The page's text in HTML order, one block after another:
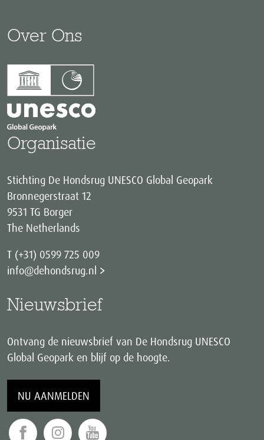
Over Ons
Organisatie
Stichting De Hondsrug UNESCO Global Geopark
Bronnegerstraat 12
9531 TG Borger
The Netherlands
T (+31) 0599 725 009
info@dehondsrug.nl
Nieuwsbrief
Ontvang de nieuwsbrief van De Hondsrug UNESCO
Global Geopark en blijf op de hoogte.
NU AANMELDEN